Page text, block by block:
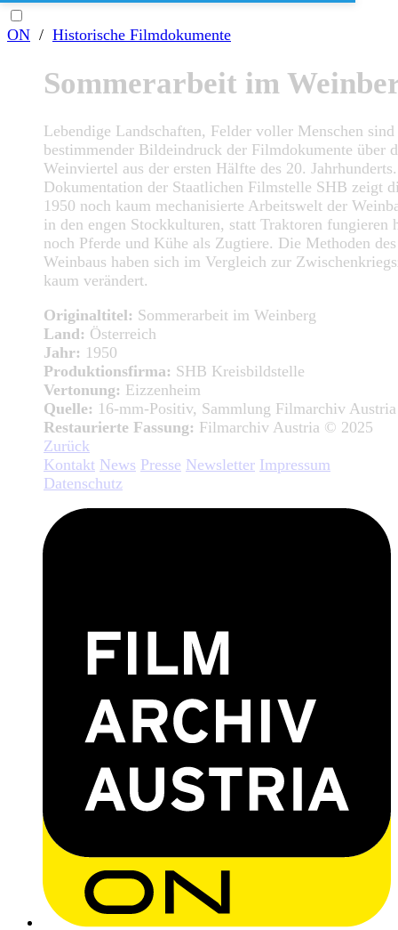
ON / Historische Filmdokumente
Sommerarbeit im
Lebendige Landschaften, Felder voller Menschen
bestimmender Bildeindruck der Filmdokumente über
Weinviertel aus der ersten Hälfte des 20.
Dokumentation der Staatlichen Filmstelle SHB zeigt
1950 noch kaum mechanisierte Arbeitswelt der
in den engen Stockkulturen, statt Traktoren fungieren
noch Pferde und Kühe als Zugtiere. Die Methoden des
Weinbaus haben sich im Vergleich zur
kaum verändert.
Originaltitel: Sommerarbeit im Weinberg
Land: Österreich
Jahr: 1950
Produktionsfirma: SHB Kreisbildstelle
Vertonung: Eizzenheim
Quelle: 16-mm-Positiv, Sammlung Filmarchiv Austria
Restaurierte Fassung: Filmarchiv Austria © 2025
Zurück
Kontakt News Presse Newsletter Impressum
Datenschutz